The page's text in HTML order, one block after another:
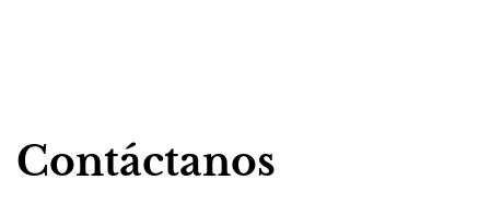
Contáctanos